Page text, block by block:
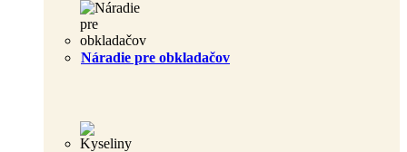
Náradie pre obkladačov